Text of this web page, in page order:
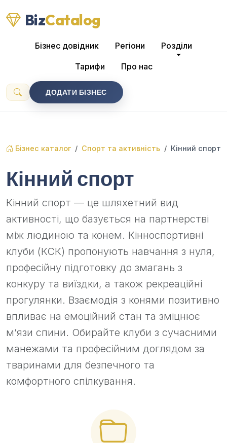
BizCatalog
Бізнес довідник Регіони Розділи
Тарифи Про нас
ДОДАТИ БІЗНЕС
Бізнес каталог Спорт та активність Кінний спорт
Кінний спорт
Кінний спорт — це шляхетний вид
активності, що базується на партнерстві
між людиною та конем. Кінноспортивні
клуби (КСК) пропонують навчання з нуля,
професійну підготовку до змагань з
конкуру та виїздки, а також рекреаційні
прогулянки. Взаємодія з конями позитивно
впливає на емоційний стан та зміцнює
м’язи спини. Обирайте клуби з сучасними
манежами та професійним доглядом за
тваринами для безпечного та
комфортного спілкування.